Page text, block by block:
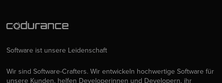
Software ist unsere Leidenschaft
Wir sind Software-Crafters. Wir entwickeln hochwertige Software für
unsere Kunden, helfen Developerinnen und Developern, ihr